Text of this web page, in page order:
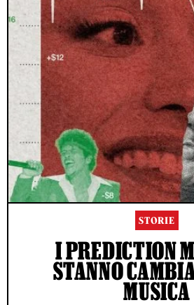
STORIE
I PREDICTION
STANNO
MUSICA